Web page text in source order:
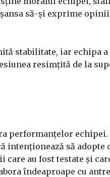
să-și exprime
stabilitate, iar echipa
resimțită de la
performanțelor echipei.
intenționează să adopte
care au fost testate și
îndeaproape cu